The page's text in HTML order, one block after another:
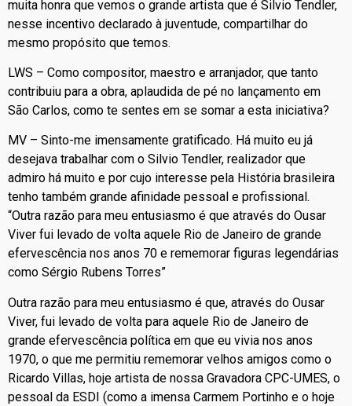
muita honra que vemos o grande artista que é Silvio Tendler,
nesse incentivo declarado à juventude, compartilhar do
mesmo propósito que temos.
LWS – Como compositor, maestro e arranjador, que tanto
contribuiu para a obra, aplaudida de pé no lançamento em
São Carlos, como te sentes em se somar a esta iniciativa?
MV – Sinto-me imensamente gratificado. Há muito eu já
desejava trabalhar com o Silvio Tendler, realizador que
admiro há muito e por cujo interesse pela História brasileira
tenho também grande afinidade pessoal e profissional.
“Outra razão para meu entusiasmo é que através do Ousar
Viver fui levado de volta aquele Rio de Janeiro de grande
efervescência nos anos 70 e rememorar figuras legendárias
como Sérgio Rubens Torres”
Outra razão para meu entusiasmo é que, através do Ousar
Viver, fui levado de volta para aquele Rio de Janeiro de
grande efervescência política em que eu vivia nos anos
1970, o que me permitiu rememorar velhos amigos como o
Ricardo Villas, hoje artista de nossa Gravadora CPC-UMES, o
pessoal da ESDI (como a imensa Carmem Portinho e o hoje